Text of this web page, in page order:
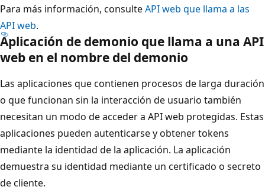
Para más información, consulteAPI web que llama a las
API web.
Aplicación de demonio que llama a una API
web en el nombre del demonio
Las aplicaciones que contienen procesos de larga duración
o que funcionan sin la interacción de usuario también
necesitan un modo de acceder a API web protegidas. Estas
aplicaciones pueden autenticarse y obtener tokens
mediante la identidad de la aplicación. La aplicación
demuestra su identidad mediante un certificado o secreto
de cliente.